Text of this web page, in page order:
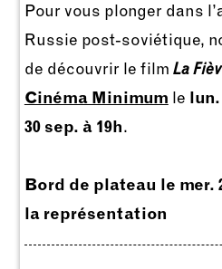
Pour vous plonger dans
Russie post-soviétique,
de découvrir le film La
Cinéma Minimum le lun.
30 sep. à 19h.
Bord de plateau le mer.
la représentation